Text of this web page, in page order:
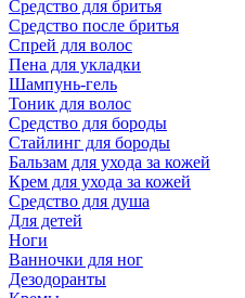
Средство для бритья
Средство после бритья
Спрей для волос
Пена для укладки
Шампунь-гель
Тоник для волос
Средство для бороды
Стайлинг для бороды
Бальзам для ухода за кожей
Крем для ухода за кожей
Средство для душа
Для детей
Ноги
Ванночки для ног
Дезодоранты